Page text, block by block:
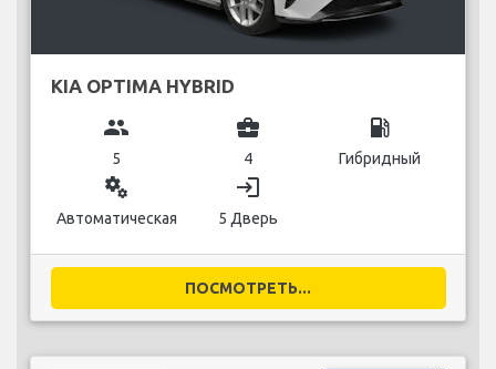
KIA OPTIMA HYBRID
group
5
business_center
4
local_gas_station
Гибридный
miscellaneous_services
Автоматическая
login
5 Дверь
ПОСМОТРЕТЬ...